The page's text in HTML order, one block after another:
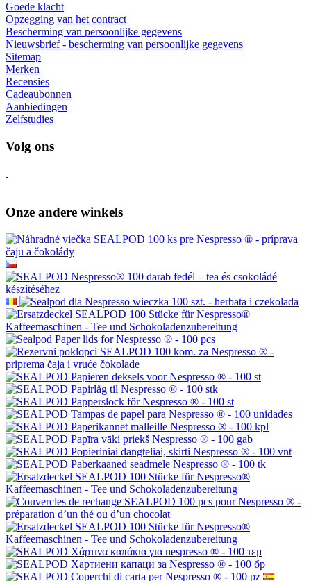
Informatie
Over ons
Terugzenden van goederen
Verzending en betaling
Veilig online betalen GoPay
Voorwaarden
Werk met ons samen
Groothandel
Wacaco - geautoriseerde dealer
Cafelat - geautoriseerde dealer
Goede klacht
Opzegging van het contract
Nieuwsbrief - bescherming van persoonlijke gegevens
Sitemap
Merken
Recensies
Cadeaubonnen
Aanbiedingen
Zelfstudies
Volg ons
Onze andere winkels